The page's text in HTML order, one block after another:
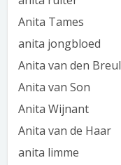
Anita Tames
anita jongbloed
Anita van den Breul
Anita van Son
Anita Wijnant
Anita van de Haar
anita limme